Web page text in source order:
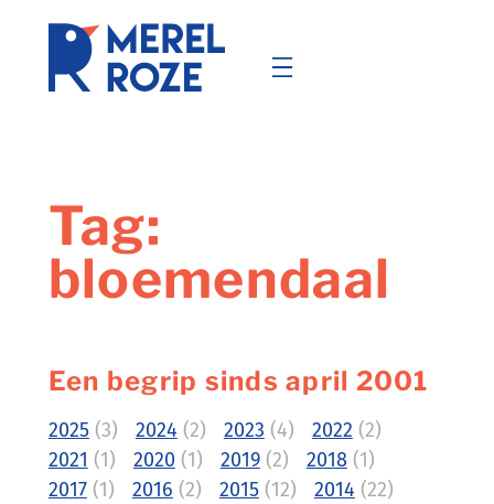
Tag:
bloemendaal
Een begrip sinds april 2001
2025(3) 2024 (2) 2023 (4) 2022 (2)
2021 (1) 2020 (1) 2019(2) 2018 (1)
2017(1) 2016 (2) 2015(12) 2014 (22)